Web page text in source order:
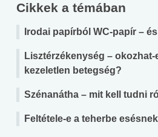
Cikkek a témában
Irodai papírból WC-papír –
Lisztérzékenység –
kezeletlen betegség?
Szénanátha – mit kell tudni
Feltétele-e a teherbe